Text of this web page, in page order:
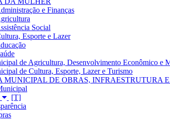
e Finanças
Social
Esporte e Lazer
de Agricultura, Desenvolvimento Econômico e
de Cultura, Esporte, Lazer e Turismo
MUNICIPAL DE OBRAS, INFRAESTRUTURA